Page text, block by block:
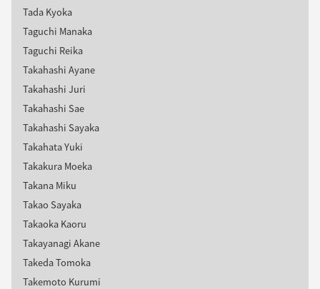
Tada Kyoka
Taguchi Manaka
Taguchi Reika
Takahashi Ayane
Takahashi Juri
Takahashi Sae
Takahashi Sayaka
Takahata Yuki
Takakura Moeka
Takana Miku
Takao Sayaka
Takaoka Kaoru
Takayanagi Akane
Takeda Tomoka
Takemoto Kurumi